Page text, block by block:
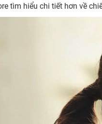
tìm hiểu chi tiết hơn về